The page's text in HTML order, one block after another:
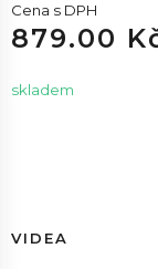
Cena s DPH
879.00
skladem
VIDEA